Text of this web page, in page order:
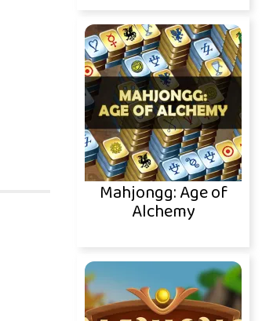
Mahjongg: Age of
Alchemy